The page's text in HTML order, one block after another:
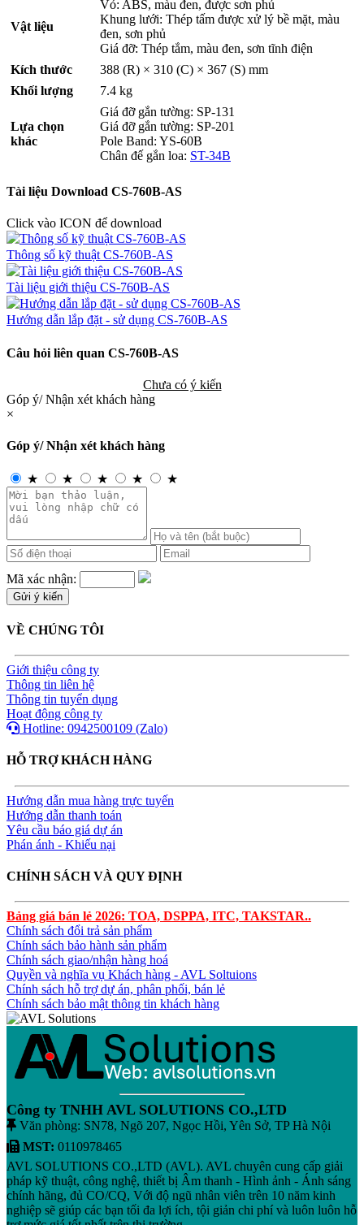
Vật liệu
Vỏ: ABS, màu đen, được sơn phủ
Khung lưới: Thép tấm được xử lý bề mặt, màu
đen, sơn phủ
Giá đỡ: Thép tắm, màu đen, sơn tĩnh điện
Kích thước
388 (R) × 310 (C) × 367 (S) mm
Khối lượng
7.4 kg
Lựa chọn
khác
Giá đỡ gắn tường: SP-131
Giá đỡ gắn tường: SP-201
Pole Band: YS-60B
Chân đế gắn loa: ST-34B
Tài liệu Download CS-760B-AS
Click vào ICON để download
Thông số kỹ thuật CS-760B-AS
Tài liệu giới thiệu CS-760B-AS
Hướng dẫn lắp đặt - sử dụng CS-760B-AS
Câu hỏi liên quan CS-760B-AS
Chưa có ý kiến
Góp ý/ Nhận xét khách hàng
×
Góp ý/ Nhận xét khách hàng
★ ★ ★ ★ ★
Mã xác nhận:
VỀ CHÚNG TÔI
Giới thiệu công ty
Thông tin liên hệ
Thông tin tuyển dụng
Hoạt động công ty
Hotline: 0942500109 (Zalo)
HỖ TRỢ KHÁCH HÀNG
Hướng dẫn mua hàng trực tuyến
Hướng dẫn thanh toán
Yêu cầu báo giá dự án
Phán ánh - Khiếu nại
CHÍNH SÁCH VÀ QUY ĐỊNH
Bảng giá bán lẻ 2026: TOA, DSPPA, ITC, TAKSTAR..
Chính sách đổi trả sản phẩm
Chính sách bảo hành sản phẩm
Chính sách giao/nhận hàng hoá
Quyền và nghĩa vụ Khách hàng - AVL Soltuions
Chính sách hỗ trợ dự án, phân phối, bán lẻ
Chính sách bảo mật thông tin khách hàng
Công ty TNHH AVL SOLUTIONS CO.,LTD
Văn phòng: SN78, Ngõ 207, Ngọc Hồi, Yên Sở, TP Hà Nội
MST: 0110978465
AVL SOLUTIONS CO.,LTD (AVL). AVL chuyên cung cấp giải
pháp kỹ thuật, công nghệ, thiết bị Âm thanh - Hình ảnh - Ánh sáng
chính hãng, đủ CO/CQ, Với độ ngũ nhân viên trên 10 năm kinh
nghiệp sẽ giúp các bạn tối đa lợi ích, tội giản chi phí và luôn luôn hỗ